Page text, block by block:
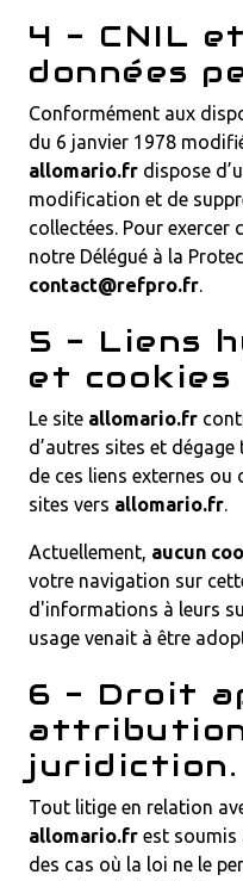
4 - CNIL
données
Conformément aux
du 6 janvier 1978
allomario.fr dispose
modification et de
collectées. Pour exercer
notre Délégué à la
contact@refpro.fr.
5 - Liens
et cookies
Le site allomario.fr
d’autres sites et
de ces liens externes ou
sites vers allomario.fr.
Actuellement, aucun
votre navigation sur
d'informations à leurs
usage venait à être
6 - Droit
juridiction.
Tout litige en relation
allomario.fr est soumis
des cas où la loi ne le